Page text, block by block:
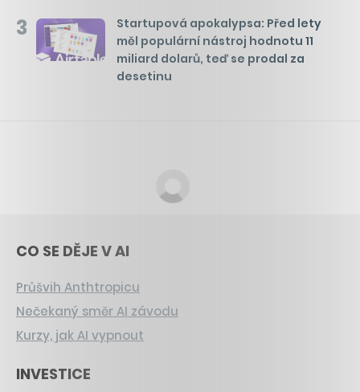
3
Startupová apokalypsa: Před lety
měl populární nástroj hodnotu 11
miliard dolarů, teď se prodal za
desetinu
CO SE DĚJE V AI
Průšvih Anthtropicu
Nečekaný směr AI závodu
Kurzy, jak AI vypnout
INVESTICE